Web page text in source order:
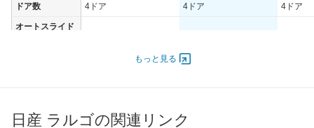
ドア数 4ドア 4ドア 4ドア
オートスライド
過給機 - -
もっと見る
日産 ラルゴの関連リンク